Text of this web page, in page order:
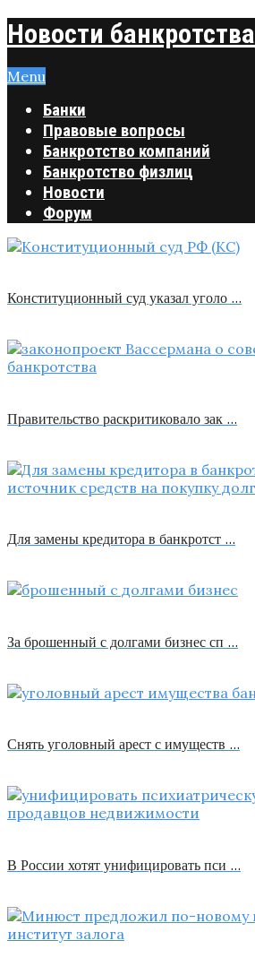
Новости банкротства
Menu
Банки
Правовые вопросы
Банкротство компаний
Банкротство физлиц
Новости
Форум
Конституционный суд указал уголо …
Правительство раскритиковало зак …
Для замены кредитора в банкротст …
За брошенный с долгами бизнес сп …
Снять уголовный арест с имуществ …
В России хотят унифицировать пси …